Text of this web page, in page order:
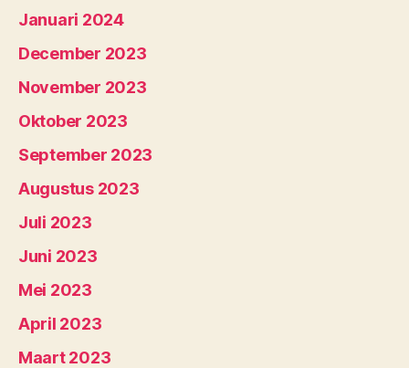
Januari 2024
December 2023
November 2023
Oktober 2023
September 2023
Augustus 2023
Juli 2023
Juni 2023
Mei 2023
April 2023
Maart 2023